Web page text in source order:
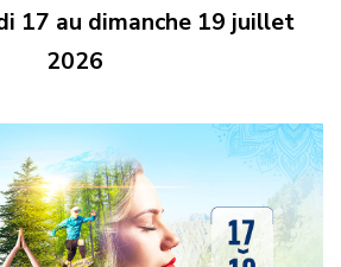
17 au dimanche 19 juillet
2026